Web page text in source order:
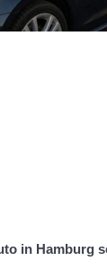
in Hamburg